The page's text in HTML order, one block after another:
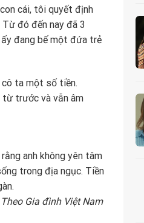
cái, tôi quyết định
đó đến nay đã 3
đang bế một đứa trẻ
cô ta một số tiền.
từ trước và vẫn âm
anh không yên tâm
trong địa ngục. Tiền
Theo Gia đình Việt Nam